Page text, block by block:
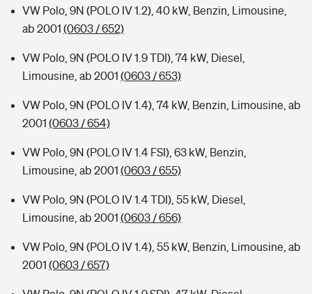
VW Polo, 9N (POLO IV 1.2), 40 kW, Benzin, Limousine,
ab 2001 (0603 / 652)
VW Polo, 9N (POLO IV 1.9 TDI), 74 kW, Diesel,
Limousine, ab 2001 (0603 / 653)
VW Polo, 9N (POLO IV 1.4), 74 kW, Benzin, Limousine, ab
2001 (0603 / 654)
VW Polo, 9N (POLO IV 1.4 FSI), 63 kW, Benzin,
Limousine, ab 2001 (0603 / 655)
VW Polo, 9N (POLO IV 1.4 TDI), 55 kW, Diesel,
Limousine, ab 2001 (0603 / 656)
VW Polo, 9N (POLO IV 1.4), 55 kW, Benzin, Limousine, ab
2001 (0603 / 657)